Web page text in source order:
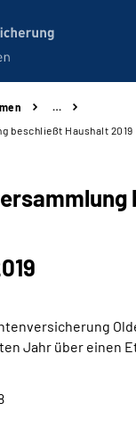
…
beschließt Haushalt 2019
Jahr über einen